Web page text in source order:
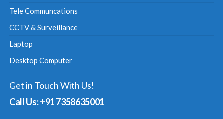
Tele Communcations
CCTV & Surveillance
Laptop
Desktop Computer
Get in Touch With Us!
Call Us: +91 7358635001